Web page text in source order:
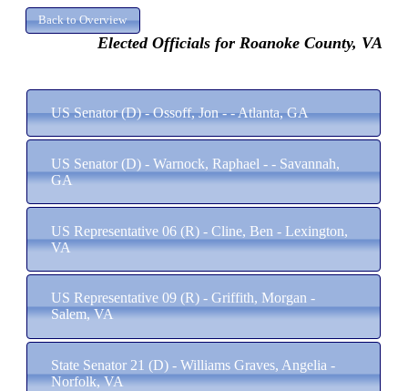
Elected Officials for Roanoke County, VA
US Senator (D) - Ossoff, Jon - - Atlanta, GA
US Senator (D) - Warnock, Raphael - - Savannah,
GA
US Representative 06 (R) - Cline, Ben - Lexington,
VA
US Representative 09 (R) - Griffith, Morgan -
Salem, VA
State Senator 21 (D) - Williams Graves, Angelia -
Norfolk, VA